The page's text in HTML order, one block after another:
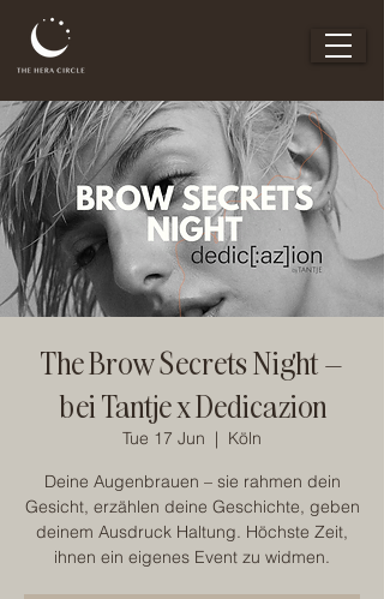
The Brow Secrets Night –
bei Tantje x Dedicazion
Tue 17 Jun
  |
Köln
Deine Augenbrauen – sie rahmen dein
Gesicht, erzählen deine Geschichte, geben
deinem Ausdruck Haltung. Höchste Zeit,
ihnen ein eigenes Event zu widmen.